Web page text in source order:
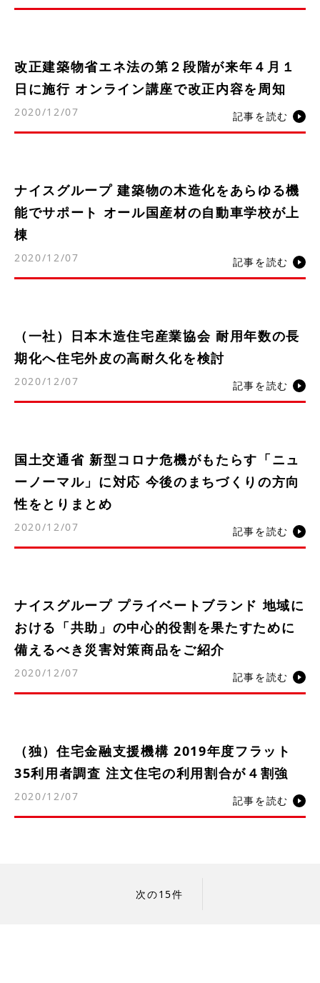
改正建築物省エネ法の第２段階が来年４月１
日に施行 オンライン講座で改正内容を周知
2020/12/07 記事を読む
ナイスグループ 建築物の木造化をあらゆる機
能でサポート オール国産材の自動車学校が上
棟
2020/12/07 記事を読む
（一社）日本木造住宅産業協会 耐用年数の長
期化へ住宅外皮の高耐久化を検討
2020/12/07 記事を読む
国土交通省 新型コロナ危機がもたらす「ニュ
ーノーマル」に対応 今後のまちづくりの方向
性をとりまとめ
2020/12/07 記事を読む
ナイスグループ プライベートブランド 地域に
おける「共助」の中心的役割を果たすために
備えるべき災害対策商品をご紹介
2020/12/07 記事を読む
（独）住宅金融支援機構 2019年度フラット
35利用者調査 注文住宅の利用割合が４割強
2020/12/07 記事を読む
次の15件